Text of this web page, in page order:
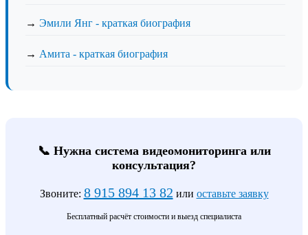
→ Эмили Янг - краткая биография
→ Амита - краткая биография
📞 Нужна система видеомониторинга или
консультация?
Звоните: 8 915 894 13 82 или оставьте заявку
Бесплатный расчёт стоимости и выезд специалиста